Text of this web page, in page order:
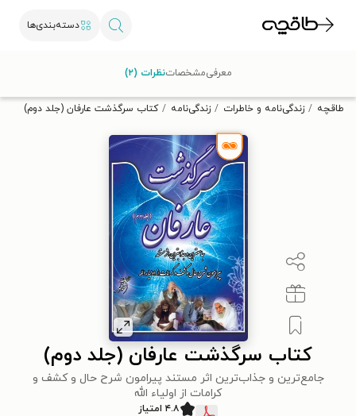
دسته‌بندی‌ها
تخفیف از طاقچه دریافت کن.
طاقچه زندگی‌نامه و خاطرات زندگی‌نامه کتاب سرگذشت عارفان (جلد دوم)
کتاب سرگذشت عارفان (جلد دوم)
جامع‌ترین و جذاب‌ترین اثر مستند پیرامون شرح حال و کشف و
کرامات از اولیاء الله
۴.۸ امتیاز
معرفیمشخصاتنظرات (۲)